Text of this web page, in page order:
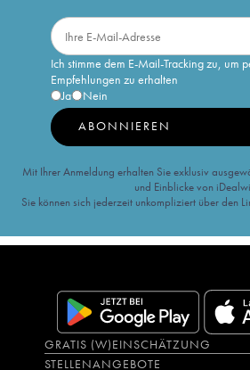
Ich stimme dem E-Mail-Tracking zu, um
Empfehlungen zu erhalten
Ja
Nein
ABONNIEREN
Mit Ihrer Anmeldung erhalten Sie exklusiv
und Einblicke von
Sie können sich jederzeit unkompliziert über den
GRATIS (W)EINSCHÄTZUNG
STELLENANGEBOTE